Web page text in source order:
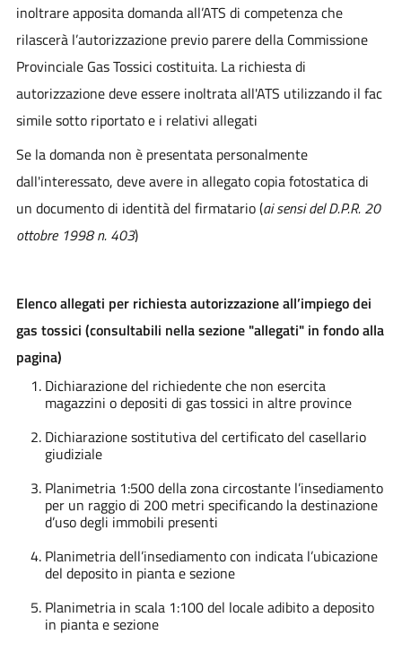
inoltrare apposita domanda all’ATS di competenza che
rilascerà l’autorizzazione previo parere della Commissione
Provinciale Gas Tossici costituita. La richiesta di
autorizzazione deve essere inoltrata all'ATS utilizzando il fac
simile sotto riportato e i relativi allegati
Se la domanda non è presentata personalmente
dall'interessato, deve avere in allegato copia fotostatica di
un documento di identità del firmatario (ai sensi del D.P.R. 20
ottobre 1998 n. 403)
Elenco allegati per richiesta autorizzazione all’impiego dei
gas tossici (consultabili nella sezione "allegati" in fondo alla
pagina)
Dichiarazione del richiedente che non esercita
magazzini o depositi di gas tossici in altre province
Dichiarazione sostitutiva del certificato del casellario
giudiziale
Planimetria 1:500 della zona circostante l’insediamento
per un raggio di 200 metri specificando la destinazione
d’uso degli immobili presenti
Planimetria dell’insediamento con indicata l’ubicazione
del deposito in pianta e sezione
Planimetria in scala 1:100 del locale adibito a deposito
in pianta e sezione